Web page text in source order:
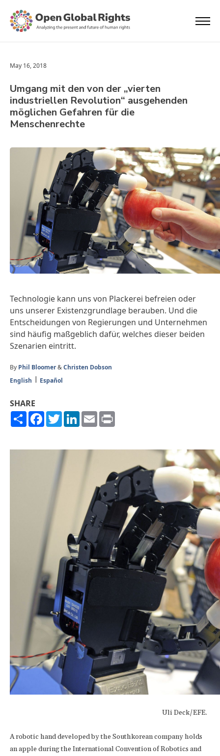
May 16, 2018
Umgang mit den von der „vierten
industriellen Revolution“ ausgehenden
möglichen Gefahren für die
Menschenrechte
Technologie kann uns von Plackerei befreien oder
uns unserer Existenzgrundlage berauben. Und die
Entscheidungen von Regierungen und Unternehmen
sind häufig maßgeblich dafür, welches dieser beiden
Szenarien eintritt.
By Phil Bloomer&Christen Dobson
English
Español
SHARE
ShareFacebook
TwitterLinkedIn
Email
Uli Deck/EFE.
A robotic hand developed by the Southkorean company holds
an apple during the International Convention of Robotics and